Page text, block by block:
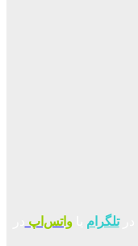
درتلگرام یاواتس‌اپ